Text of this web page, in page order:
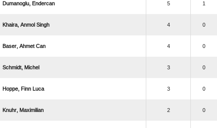
  5 1
   4 0
   4 0
  3 0
   3 0
  2 0